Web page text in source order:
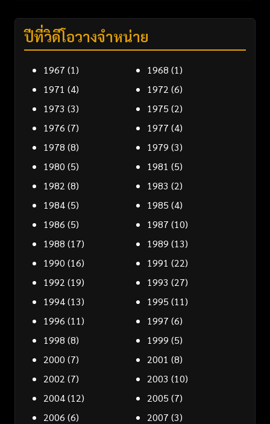
ปีที่วิดีโอวางจำหน่าย
1967 (1) 1968 (1)
1971 (4) 1972 (6)
1973 (3) 1975 (2)
1976 (7) 1977 (4)
1978 (8) 1979 (3)
1980 (5) 1981 (5)
1982 (8) 1983 (2)
1984(5) 1985 (4)
1986 (5) 1987 (10)
1988 (17) 1989 (13)
1990 (16) 1991 (22)
1992 (19) 1993 (27)
1994(13) 1995 (11)
1996 (11) 1997 (6)
1998 (8) 1999 (5)
2000 (7) 2001 (8)
2002 (7) 2003 (10)
2004(12) 2005 (7)
2006 (6) 2007 (3)